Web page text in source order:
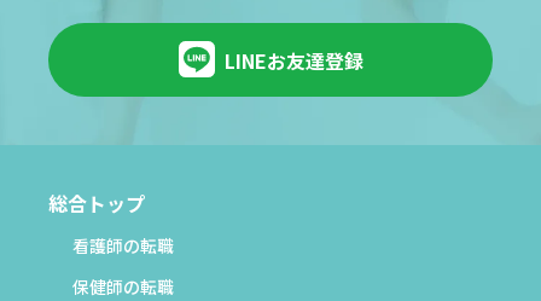
LINEお友達登録
総合トップ
看護師の転職
保健師の転職